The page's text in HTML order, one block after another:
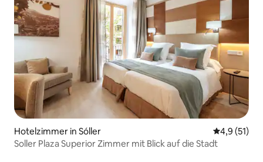
Hotelzimmer in Sóller
4,9 (51)
Soller Plaza Superior Zimmer mit Blick auf die Stadt